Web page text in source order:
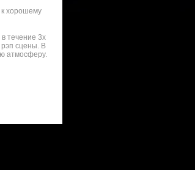
к хорошему
течение 3х
сцены. В
атмосферу.